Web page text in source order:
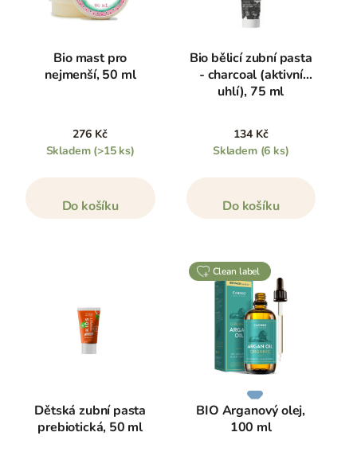
Bio mast pro
nejmenší, 50 ml
276 Kč
Skladem (>15 ks)
Do košíku
Bio bělicí zubní pasta
- charcoal (aktivní
uhlí), 75 ml
134 Kč
Skladem (6 ks)
Do košíku
Dětská zubní pasta
prebiotická, 50 ml
clean label
BIO Arganový olej,
100 ml